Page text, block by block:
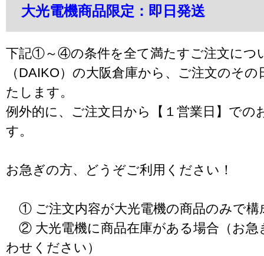
大光電機商品限定：即日発送
下記①～④の条件を全て満たすご注文につ
（DAIKO）の大阪倉庫から、ご注文のそ
たします。
例外的に、ご注文日から【１営業日】での
す。
お急ぎの方、どうぞご利用ください！
① ご注文内容が大光電機の商品のみで構
② 大光電機に商品在庫がある場合（お急
わせください）